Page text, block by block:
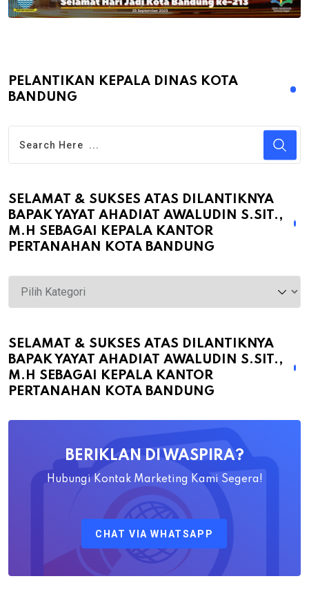
PELANTIKAN KEPALA DINAS KOTA
BANDUNG
SELAMAT & SUKSES ATAS DILANTIKNYA
BAPAK YAYAT AHADIAT AWALUDIN S.SIT.,
M.H SEBAGAI KEPALA KANTOR
PERTANAHAN KOTA BANDUNG
Selamat
&
atas
Dilantiknya
Bapak
Ahadiat
Pertanahan
Kota
SELAMAT & SUKSES ATAS DILANTIKNYA
BAPAK YAYAT AHADIAT AWALUDIN S.SIT.,
M.H SEBAGAI KEPALA KANTOR
PERTANAHAN KOTA BANDUNG
BERIKLAN DI WASPIRA?
Hubungi Kontak Marketing Kami Segera!
CHAT VIA WHATSAPP